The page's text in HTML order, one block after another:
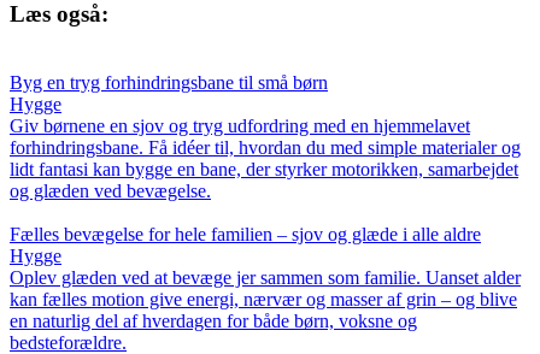
Læs også:
Byg en tryg forhindringsbane til små børn
Hygge
Giv børnene en sjov og tryg udfordring med en hjemmelavet
forhindringsbane. Få idéer til, hvordan du med simple materialer og
lidt fantasi kan bygge en bane, der styrker motorikken, samarbejdet
og glæden ved bevægelse.
Fælles bevægelse for hele familien – sjov og glæde i alle aldre
Hygge
Oplev glæden ved at bevæge jer sammen som familie. Uanset alder
kan fælles motion give energi, nærvær og masser af grin – og blive
en naturlig del af hverdagen for både børn, voksne og
bedsteforældre.